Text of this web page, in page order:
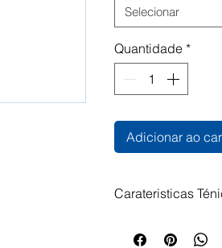
Selecionar
Quantidade *
Adicionar ao
Carateristicas